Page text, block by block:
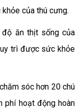
của thú cưng.
độ ăn thịt sống của
trì được sức khỏe
sóc hơn 20 chú
phí hoạt động hoàn